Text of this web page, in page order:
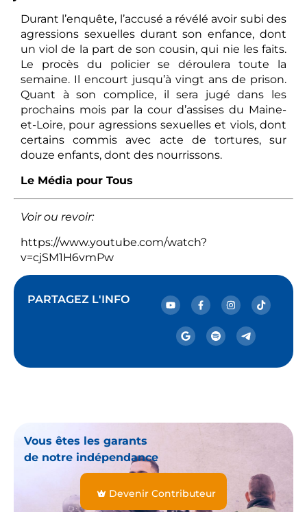
Durant l’enquête, l’accusé a révélé avoir subi des
agressions sexuelles durant son enfance, dont
un viol de la part de son cousin, qui nie les faits.
Le procès du policier se déroulera toute la
semaine. Il encourt jusqu’à vingt ans de prison.
Quant à son complice, il sera jugé dans les
prochains mois par la cour d’assises du Maine-
et-Loire, pour agressions sexuelles et viols, dont
certains commis avec acte de tortures, sur
douze enfants, dont des nourrissons.
Le Média pour Tous
Voir ou revoir:
https://www.youtube.com/watch?
v=cjSM1H6vmPw
PARTAGEZ L'INFO
Vous êtes les garants
de notre indépendance
Devenir Contributeur